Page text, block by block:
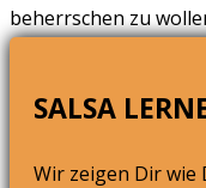
beherrschen zu
SALSA
Wir zeigen Dir wie